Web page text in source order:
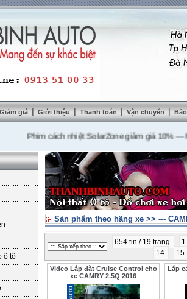
Giảm giá | Giới thiệu | Thanh toán | Vận chuyển |
Phim cách nhiệt SolarZone giảm giá 10%---Mua
ô tô
Sản phẩm theo hãng xe >> ---
654 tin / 19 trang
1
14
15
Video Lắp đặt Cruise Control cho
xe CAMRY 2.5Q 2016
Lắp